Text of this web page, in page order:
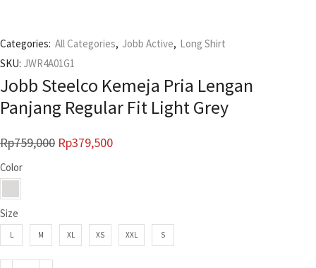
Categories: All Categories, Jobb Active, Long Shirt
SKU: JWR4A01G1
Jobb Steelco Kemeja Pria Lengan
Panjang Regular Fit Light Grey
Rp759,000 Rp379,500
Color
Size
L M XL XS XXL S